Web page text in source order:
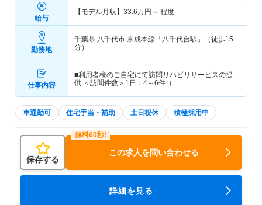
給与
【モデル月収】 33.6万円～ 程度
勤務地
千葉県 八千代市 京成本線「八千代台駅」（徒歩15
分）
仕事内容
■利用者様のご自宅にて訪問リハビリサービスの提
供 ＜訪問件数＞1日：4～6件（…
車通勤可 住宅手当・補助 土日祝休 積極採用中
保存する
この求人を問い合わせる
詳細を見る